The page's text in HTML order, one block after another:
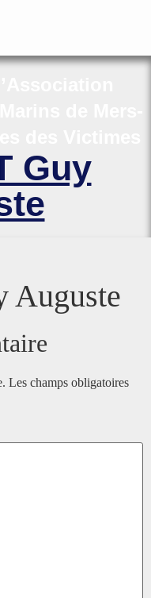
Guy
Auguste
Les champs obligatoires